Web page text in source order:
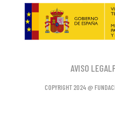
COPYRIGHT 2024 @
AVISO LEGAL